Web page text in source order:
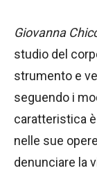
Giovanna
studio del
strumento e
seguendo i
caratteristica
nelle sue
denunciare la